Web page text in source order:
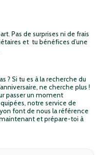
Pas de surprises ni de frais
et tu bénéfices d’une
? Si tu es à la recherche du
ne cherche plus !
passer un moment
notre service de
font de nous la référence
maintenant et prépare-toi à